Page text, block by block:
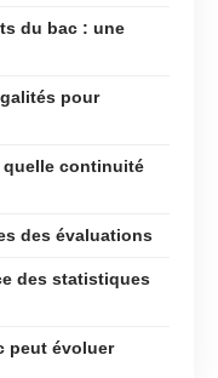
du bac : une
pour
quelle continuité
des évaluations
des statistiques
peut évoluer